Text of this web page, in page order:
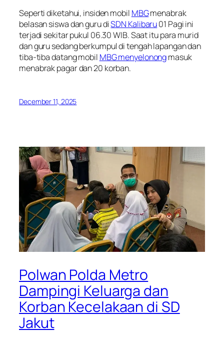
Seperti diketahui, insiden mobil MBGmenabrak
belasan siswa dan guru diSDN Kalibaru01 Pagi ini
terjadi sekitar pukul 06.30 WIB. Saat itu para murid
dan guru sedang berkumpul di tengah lapangan dan
tiba-tiba datang mobil MBG menyelonongmasuk
menabrak pagar dan 20 korban.
December 11, 2025
Polwan Polda Metro
Dampingi Keluarga dan
Korban Kecelakaan di SD
Jakut